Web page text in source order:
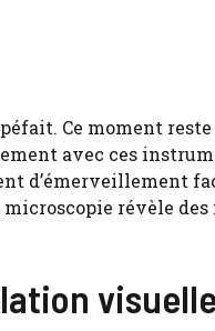
Ce moment
avec ces
d’émerveillement
révèle des
visuelle